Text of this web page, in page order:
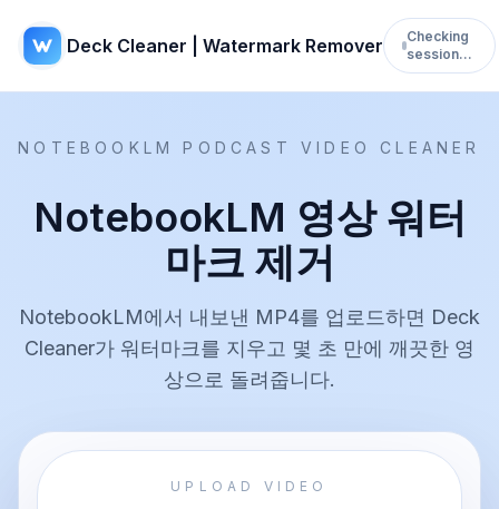
Deck Cleaner | Watermark Remover
Checking
session…
NOTEBOOKLM PODCAST VIDEO CLEANER
NotebookLM 영상 워터
마크 제거
NotebookLM에서 내보낸 MP4를 업로드하면 Deck
Cleaner가 워터마크를 지우고 몇 초 만에 깨끗한 영
상으로 돌려줍니다.
UPLOAD VIDEO